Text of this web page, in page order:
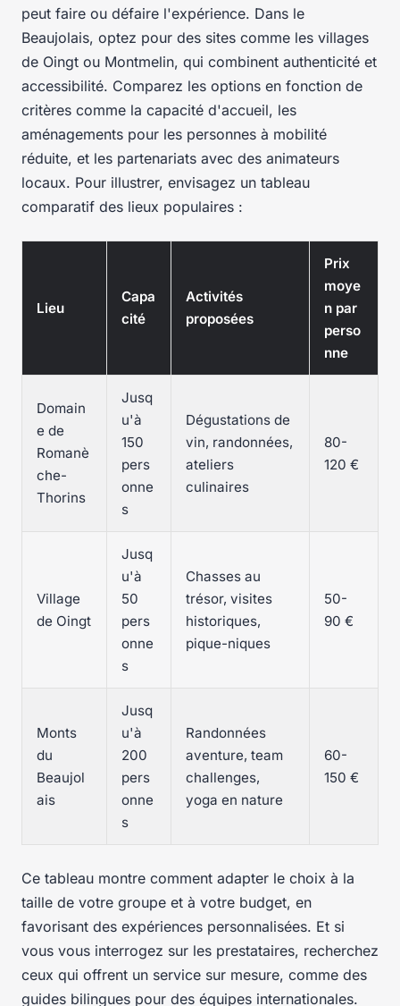
peut faire ou défaire l'expérience. Dans le
Beaujolais, optez pour des sites comme les villages
de Oingt ou Montmelin, qui combinent authenticité et
accessibilité. Comparez les options en fonction de
critères comme la capacité d'accueil, les
aménagements pour les personnes à mobilité
réduite, et les partenariats avec des animateurs
locaux. Pour illustrer, envisagez un tableau
comparatif des lieux populaires :
Lieu
Capa
cité
Activités
proposées
Prix
moye
n par
perso
nne
Domain
e de
Romanè
che-
Thorins
Jusq
u'à
150
pers
onne
s
Dégustations de
vin, randonnées,
ateliers
culinaires
80-
120 €
Village
de Oingt
Jusq
u'à
50
pers
onne
s
Chasses au
trésor, visites
historiques,
pique-niques
50-
90 €
Monts
du
Beaujol
ais
Jusq
u'à
200
pers
onne
s
Randonnées
aventure, team
challenges,
yoga en nature
60-
150 €
Ce tableau montre comment adapter le choix à la
taille de votre groupe et à votre budget, en
favorisant des expériences personnalisées. Et si
vous vous interrogez sur les prestataires, recherchez
ceux qui offrent un service sur mesure, comme des
guides bilingues pour des équipes internationales.